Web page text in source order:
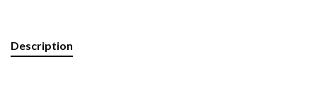
Description